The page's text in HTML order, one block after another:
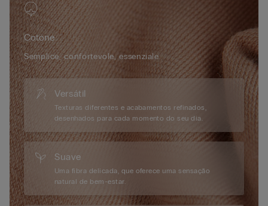
Cotone
Semplice, confortevole, essenziale.
Versátil
Texturas diferentes e acabamentos refinados,
desenhados para cada momento do seu dia.
Suave
Uma fibra delicada, que oferece uma sensação
natural de bem-estar.